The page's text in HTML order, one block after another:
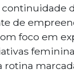
de
foco em
rotina